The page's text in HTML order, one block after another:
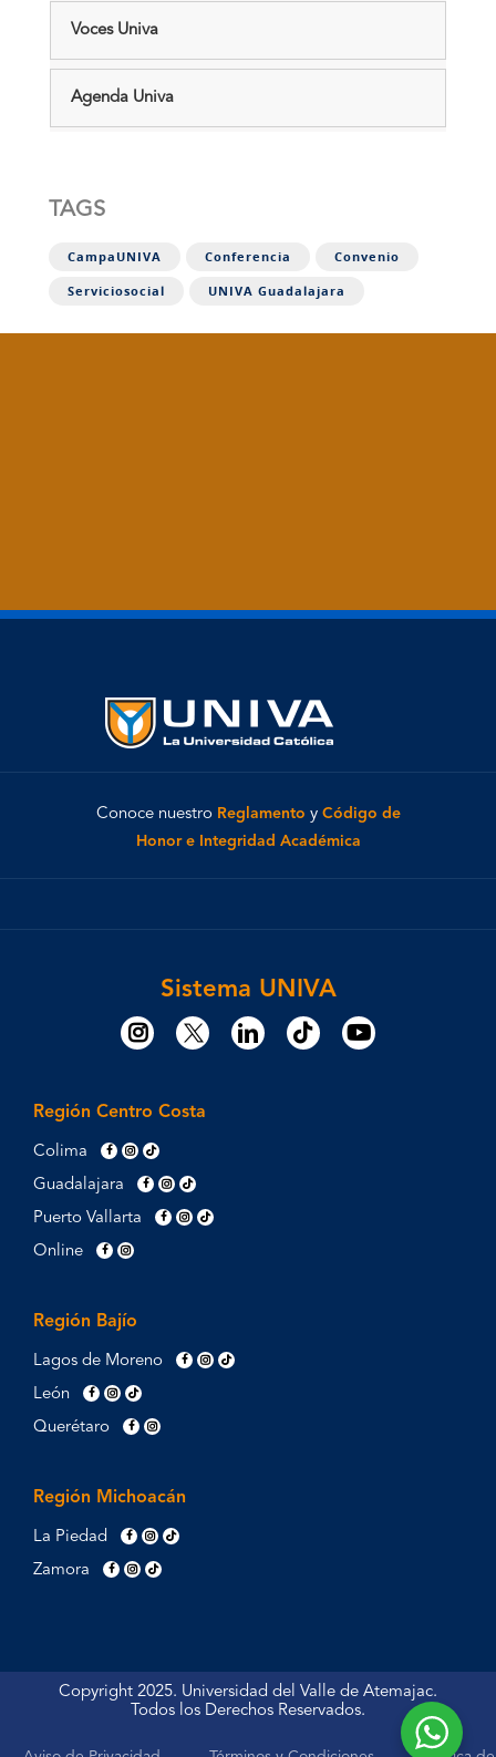
Voces Univa
Agenda Univa
TAGS
CampaUNIVA Conferencia Convenio
Serviciosocial UNIVA Guadalajara
Conoce nuestro Reglamento y Código de
Honor e Integridad Académica
Sistema UNIVA
Región Centro Costa
Colima
Guadalajara
Puerto Vallarta
Online
Región Bajío
Lagos de Moreno
León
Querétaro
Región Michoacán
La Piedad
Zamora
Copyright 2025. Universidad del Valle de Atemajac.
Todos los Derechos Reservados.